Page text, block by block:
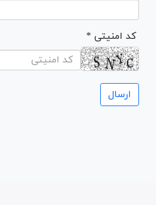
* کد امنیتی